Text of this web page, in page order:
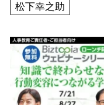
松下幸之助